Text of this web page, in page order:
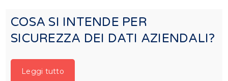
COSA SI INTENDE PER
SICUREZZA DEI DATI AZIENDALI?
Leggi tutto